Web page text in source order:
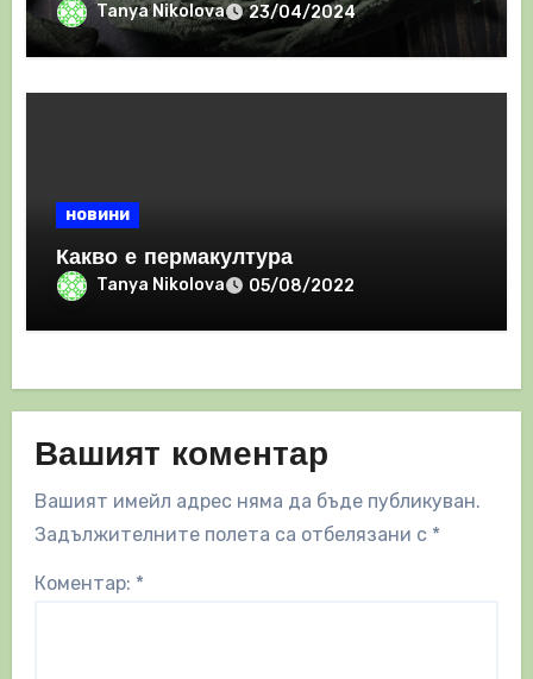
Tanya Nikolova 23/04/2024
новини
Какво е пермакултура
Tanya Nikolova 05/08/2022
Вашият коментар
Вашият имейл адрес няма да бъде публикуван.
Задължителните полета са отбелязани с *
Коментар: *